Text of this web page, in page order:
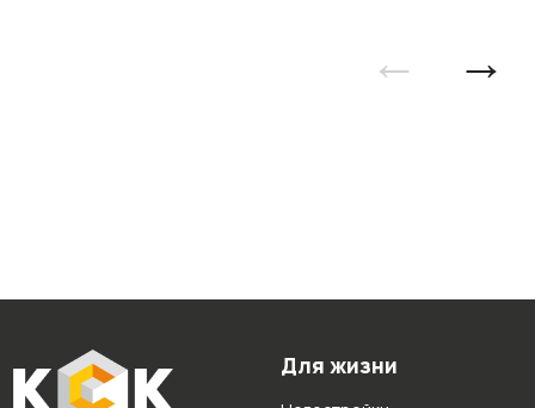
← →
Для жизни